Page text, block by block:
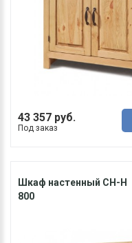
43 357 руб.
Под заказ
Шкаф настенный CH-H
800